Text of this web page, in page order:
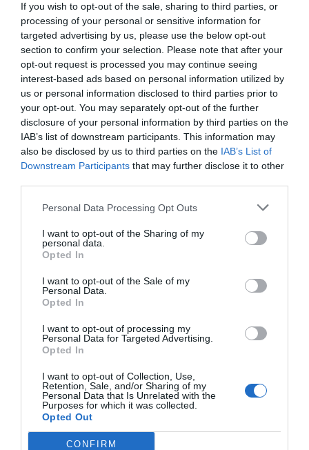
If you wish to opt-out of the sale, sharing to third parties, or
processing of your personal or sensitive information for
targeted advertising by us, please use the below opt-out
section to confirm your selection. Please note that after your
opt-out request is processed you may continue seeing
interest-based ads based on personal information utilized by
us or personal information disclosed to third parties prior to
your opt-out. You may separately opt-out of the further
disclosure of your personal information by third parties on the
IAB’s list of downstream participants. This information may
also be disclosed by us to third parties on the IAB’s List of
Downstream Participants that may further disclose it to other
Personal Data Processing Opt Outs
I want to opt-out of the Sharing of my
personal data.
Opted In
I want to opt-out of the Sale of my
Personal Data.
Opted In
I want to opt-out of processing my
Personal Data for Targeted Advertising.
Opted In
I want to opt-out of Collection, Use,
Retention, Sale, and/or Sharing of my
Personal Data that Is Unrelated with the
Purposes for which it was collected.
Opted Out
CONFIRM
πανεπιστημίων, επιχειρήσεων και ερευνητικών ιδρυμάτων.
Θέτουμε τα θεμέλια για μια νέα διαστημική εποχή».
ESA – Simonetta Cheli
«Η δυνατότητα SAR που αποκτά η Ελλάδα είναι ζωτικής
σημασίας για την παρατήρηση της Γης και ενισχύει τον
ευρωπαϊκό διαστημικό σχεδιασμό».
ICEYE
κυρίαρχων διαστημικών αποστολών.
Libre Space Foundation & PRISMA Electronics
Οι οργανισμοί υπογράμμισαν πως η συμβολή τους αποδεικνύει
ότι η ελληνική διαστημική τεχνολογία μπορεί όχι μόνο να